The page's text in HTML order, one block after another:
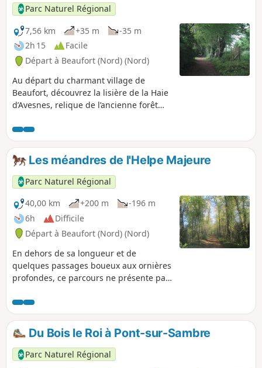
Parc Naturel Régional
7,56 km
+35 m
-35 m
2h 15
Facile
Départ à Beaufort (Nord) (Nord)
Au départ du charmant village de
Beaufort, découvrez la lisière de la Haie
d’Avesnes, relique de l’ancienne forêt
Les méandres de l'Helpe Majeure
Parc Naturel Régional
40,00 km
+200 m
-196 m
6h
Difficile
Départ à Beaufort (Nord) (Nord)
En dehors de sa longueur et de
quelques passages boueux aux ornières
profondes, ce parcours ne présente pas
permettra de découvrir le bocage
avesnois et vous ramènera par
l’ancienne voie ferrée départementale
aménagée en axe de randonnée toute
discipline.
Du Bois le Roi à Pont-sur-Sambre
Parc Naturel Régional